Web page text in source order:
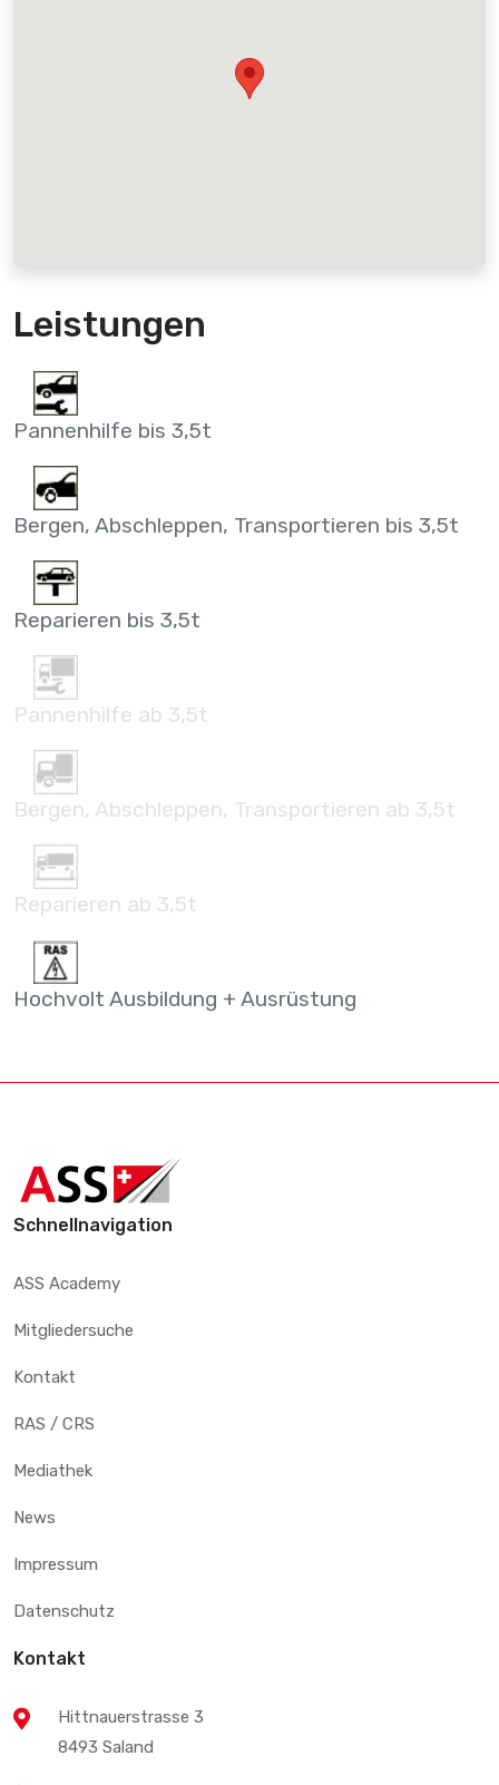
Leistungen
Pannenhilfe bis 3,5t
Bergen, Abschleppen, Transportieren bis 3,5t
Reparieren bis 3,5t
Pannenhilfe ab 3,5t
Bergen, Abschleppen, Transportieren ab 3,5t
Reparieren ab 3,5t
Hochvolt Ausbildung + Ausrüstung
Schnellnavigation
ASS Academy
Mitgliedersuche
Kontakt
RAS / CRS
Mediathek
News
Impressum
Datenschutz
Kontakt
Hittnauerstrasse 3
8493 Saland